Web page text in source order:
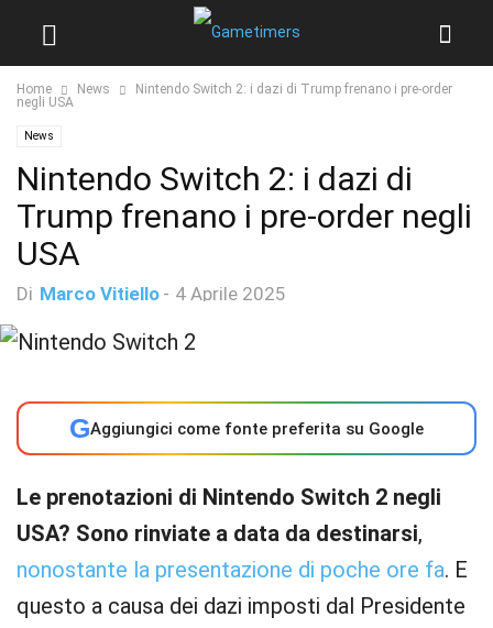
Home News
Nintendo Switch 2: i dazi di Trump frenano i pre-order
negli USA
News
Nintendo Switch 2: i dazi di
Trump frenano i pre-order negli
USA
Di Marco Vitiello - 4 Aprile 2025
GAggiungici come fonte preferita su Google
Le prenotazioni di Nintendo Switch 2 negli
USA? Sono rinviate a data da destinarsi,
nonostante la presentazione di poche ore fa. E
questo a causa dei dazi imposti dal Presidente